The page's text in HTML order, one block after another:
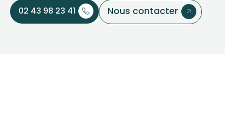
02 43 98 23 41
Nous contacter